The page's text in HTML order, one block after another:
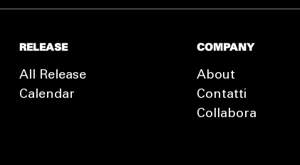
RELEASE
All Release
Calendar
COMPANY
About
Contatti
Collabora